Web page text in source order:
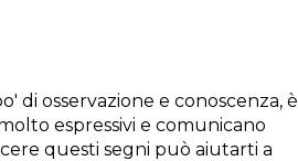
di osservazione e conoscenza, è
espressivi e comunicano
questi segni può aiutarti a